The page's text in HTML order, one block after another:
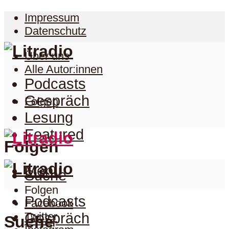
Impressum
Datenschutz
Über uns
Alle Autor:innen
Folgen
Folgen
Folgen
Facebook
Twitter
Podcasts
Gespräch
Lesung
Featured
Menu
Suche
Suche
Podcasts
Gespräch